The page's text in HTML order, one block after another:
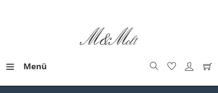
Menü